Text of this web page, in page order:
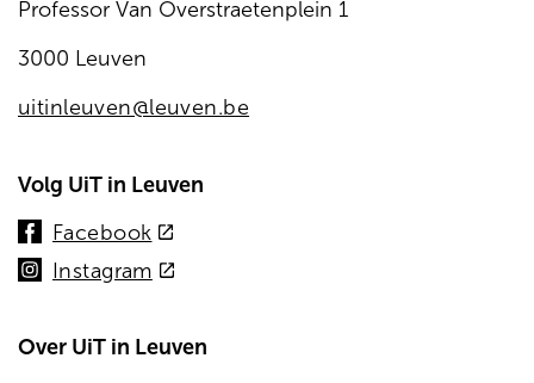
Professor Van Overstraetenplein 1
3000 Leuven
uitinleuven@leuven.be
Volg UiT in Leuven
Facebook (externe
link)
Instagram(externe
Over UiT in Leuven